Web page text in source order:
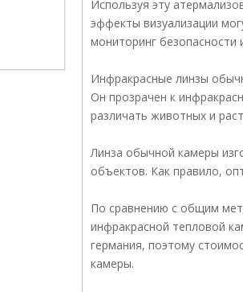
Используя эту
эффекты визуализации
мониторинг
Инфракрасные линзы
Он прозрачен к
различать животных и
Линза обычной камеры
объектов. Как правило,
По сравнению с общим
инфракрасной тепловой
германия, поэтому
камеры.